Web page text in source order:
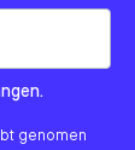
genomen